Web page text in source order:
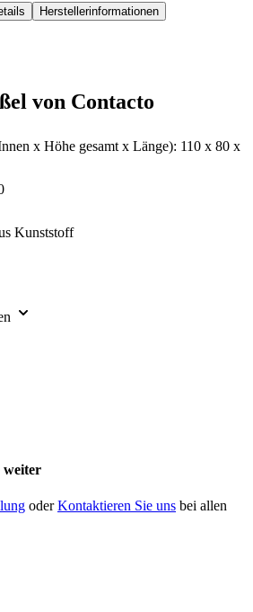
Herstellerinformationen
von Contacto
x Höhe gesamt x Länge): 110 x 80 x
Kunststoff
weiter
oderKontaktieren Sie uns bei allen